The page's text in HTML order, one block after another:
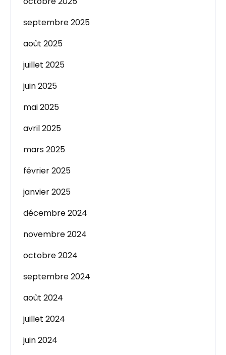
septembre 2025
août 2025
juillet 2025
juin 2025
mai 2025
avril 2025
mars 2025
février 2025
janvier 2025
décembre 2024
novembre 2024
octobre 2024
septembre 2024
août 2024
juillet 2024
juin 2024